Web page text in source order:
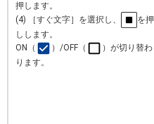
押します。
(4) ［すぐ文字］を選択し、
を押
しします。
ON（
）/OFF（
）が切り替わ
ります。